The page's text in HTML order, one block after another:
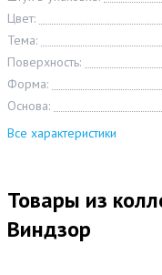
Цвет:
Тема:
Поверхность:
Форма:
Основа:
Все характеристики
Товары из
Виндзор